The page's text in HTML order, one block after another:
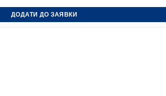
ДОДАТИ ДО ЗАЯВКИ